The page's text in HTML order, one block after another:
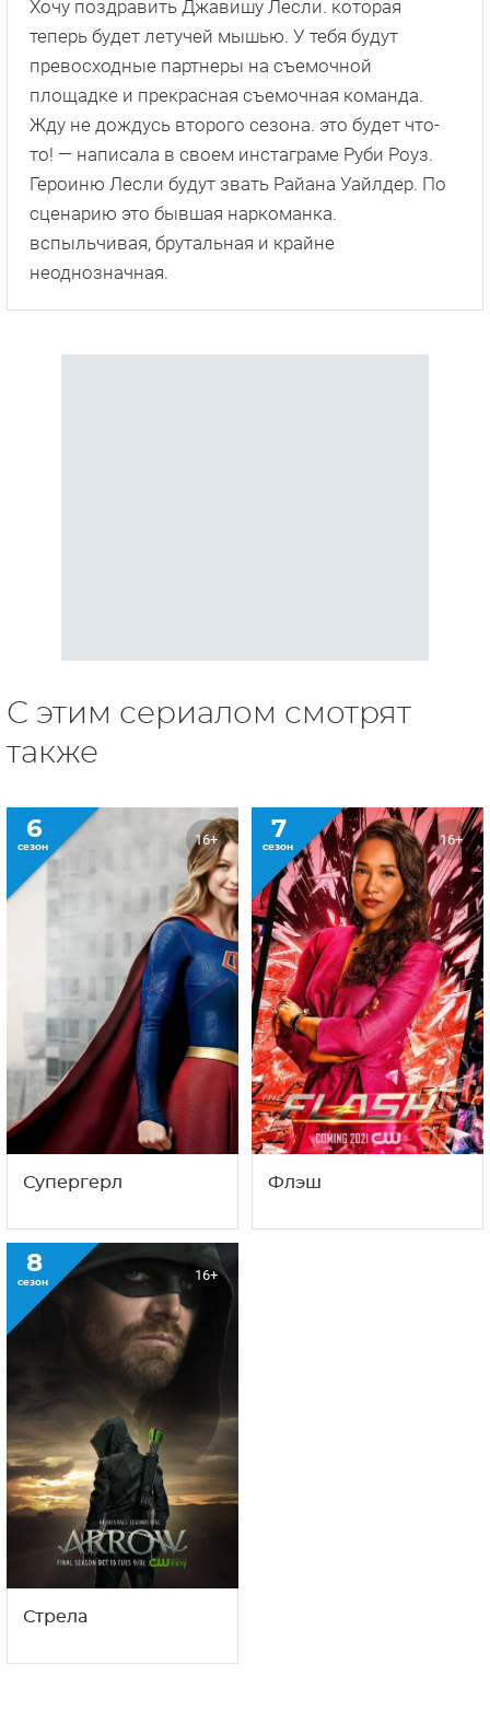
Хочу поздравить Джавишу Лесли. которая
теперь будет летучей мышью. У тебя будут
превосходные партнеры на съемочной
площадке и прекрасная съемочная команда.
Жду не дождусь второго сезона. это будет что-
то! — написала в своем инстаграме Руби Роуз.
Героиню Лесли будут звать Райана Уайлдер. По
сценарию это бывшая наркоманка.
вспыльчивая, брутальная и крайне
неоднозначная.
С этим сериалом смотрят
также
6
сезон 16+
Супергерл
7
сезон 16+
Флэш
8
сезон 16+
Стрела